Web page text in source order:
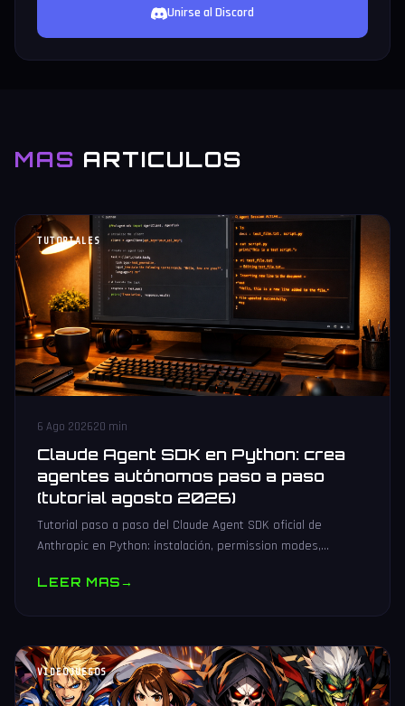
Unirse al Discord
MAS ARTICULOS
TUTORIALES
6 Ago 202620 min
Claude Agent SDK en Python: crea
agentes autónomos paso a paso
(tutorial agosto 2026)
Tutorial paso a paso del Claude Agent SDK oficial de
Anthropic en Python: instalación, permission modes,
producción.
LEER MAS→
VIDEOJUEGOS